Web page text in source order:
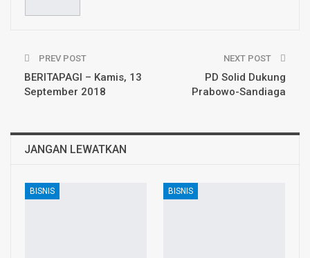
PREV POST
BERITAPAGI – Kamis, 13
September 2018
NEXT POST
PD Solid Dukung
Prabowo-Sandiaga
JANGAN LEWATKAN
BISNIS BISNIS